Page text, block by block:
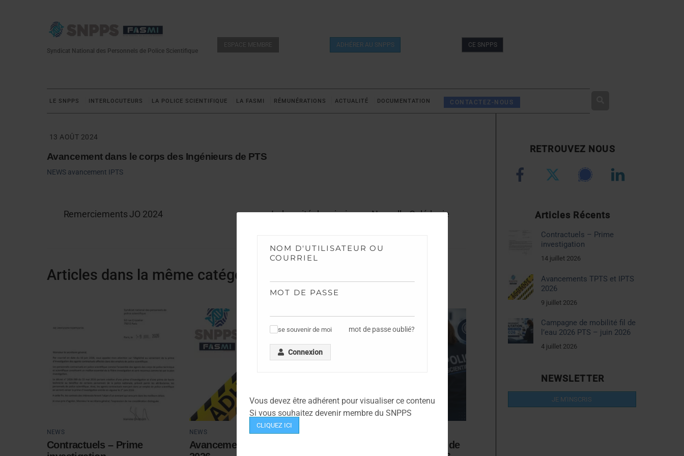
NOM D'UTILISATEUR OU
COURRIEL
MOT DE PASSE
se souvenir de moi mot de passe oublié?
Connexion
Vous devez être adhérent pour visualiser ce contenu
Si vous souhaitez devenir membre du SNPPS
CLIQUEZ ICI
Syndicat National des Personnels de Police Scientifique
LE SNPPS INTERLOCUTEURS LA POLICE SCIENTIFIQUE LA FASMI RÉMUNÉRATIONS ACTUALITÉ DOCUMENTATION CONTACTEZ-NOUS
ESPACE MEMBRE ADHÉRER AU SNPPS CE SNPPS
13 AOÛT 2024
Avancement dans le corps des Ingénieurs de PTS
NEWS avancement IPTS
Remerciements JO 2024 Indemnité de mission en Nouvelle-Calédonie
Articles dans la même catégorie
NEWS
Contractuels – Prime
NEWS
Avancements TPTS et IPTS
Campagne de mobilité fil de
RETROUVEZ NOUS
Articles Récents
Contractuels – Prime
investigation
14 juillet 2026
Avancements TPTS et IPTS
2026
9 juillet 2026
Campagne de mobilité fil de
l’eau 2026 PTS – juin 2026
4 juillet 2026
NEWSLETTER
JE M'INSCRIS